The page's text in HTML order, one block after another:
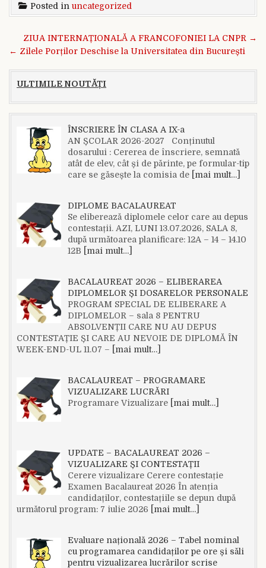
Posted in uncategorized
Navigare în articole
ZIUA INTERNAȚIONALĂ A FRANCOFONIEI LA CNPR →
← Zilele Porților Deschise la Universitatea din București
ULTIMILE NOUTĂȚI
ÎNSCRIERE ÎN CLASA A IX-a
AN ȘCOLAR 2026-2027 Conținutul
dosarului : Cererea de înscriere, semnată
atât de elev, cât și de părinte, pe formular-tip
care se găsește la comisia de
[mai mult…]
DIPLOME BACALAUREAT
Se eliberează diplomele celor care au depus
contestații. AZI, LUNI 13.07.2026, SALA 8,
după următoarea planificare: 12A – 14 – 14.10
12B
[mai mult…]
BACALAUREAT 2026 – ELIBERAREA
DIPLOMELOR ȘI DOSARELOR PERSONALE
PROGRAM SPECIAL DE ELIBERARE A
DIPLOMELOR – sala 8 PENTRU
ABSOLVENȚII CARE NU AU DEPUS
CONTESTAȚIE ȘI CARE AU NEVOIE DE DIPLOMĂ ÎN
WEEK-END-UL 11.07 –
[mai mult…]
BACALAUREAT – PROGRAMARE
VIZUALIZARE LUCRĂRI
Programare Vizualizare[mai mult…]
UPDATE – BACALAUREAT 2026 –
VIZUALIZARE ȘI CONTESTAȚII
Cerere vizualizare Cerere contestație
Examen Bacalaureat 2026 În atenția
candidaților, contestațiile se depun după
următorul program: 7 iulie 2026
[mai mult…]
Evaluare națională 2026 – Tabel nominal
cu programarea candidaților pe ore și săli
pentru vizualizarea lucrărilor scrise